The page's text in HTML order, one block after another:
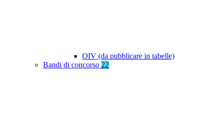
OIV (da pubblicare in tabelle)
Bandi di concorso 22